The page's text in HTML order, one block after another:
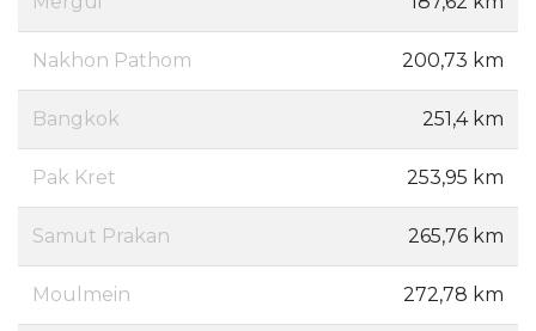
Nakhon Pathom 200,73 km
Bangkok 251,4 km
Pak Kret 253,95 km
Samut Prakan 265,76 km
Moulmein 272,78 km